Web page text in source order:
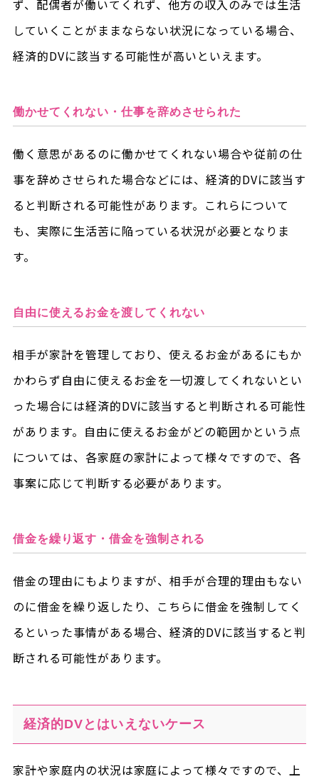
ず、配偶者が働いてくれず、他方の収入のみでは生活
していくことがままならない状況になっている場合、
経済的DVに該当する可能性が高いといえます。
働かせてくれない・仕事を辞めさせられた
働く意思があるのに働かせてくれない場合や従前の仕
事を辞めさせられた場合などには、経済的DVに該当す
ると判断される可能性があります。これらについて
も、実際に生活苦に陥っている状況が必要となりま
す。
自由に使えるお金を渡してくれない
相手が家計を管理しており、使えるお金があるにもか
かわらず自由に使えるお金を一切渡してくれないとい
った場合には経済的DVに該当すると判断される可能性
があります。自由に使えるお金がどの範囲かという点
については、各家庭の家計によって様々ですので、各
事案に応じて判断する必要があります。
借金を繰り返す・借金を強制される
借金の理由にもよりますが、相手が合理的理由もない
のに借金を繰り返したり、こちらに借金を強制してく
るといった事情がある場合、経済的DVに該当すると判
断される可能性があります。
経済的DVとはいえないケース
家計や家庭内の状況は家庭によって様々ですので、上